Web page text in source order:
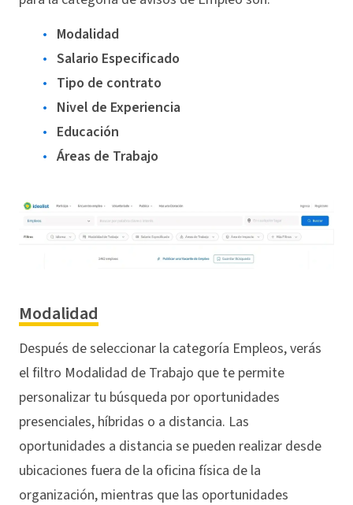
Modalidad
Salario Especificado
Tipo de contrato
Nivel de Experiencia
Educación
Áreas de Trabajo
Modalidad
Después de seleccionar la categoría Empleos, verás
el filtro Modalidad de Trabajo que te permite
personalizar tu búsqueda por oportunidades
presenciales, híbridas o a distancia. Las
oportunidades a distancia se pueden realizar desde
ubicaciones fuera de la oficina física de la
organización, mientras que las oportunidades